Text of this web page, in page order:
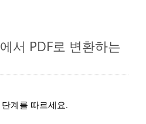
서 PDF로 변환하는
계를 따르세요.